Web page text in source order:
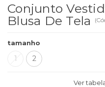
Conjunto
Blusa De Tela
(
tamanho
1 2
Ver